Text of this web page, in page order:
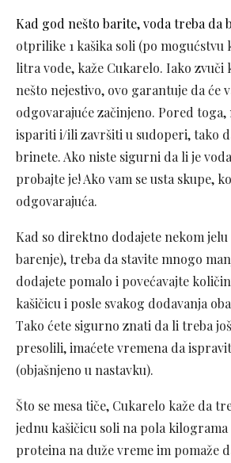
Kad god nešto barite, voda treba da
otprilike 1 kašika soli (po mogućstvu
litra vode, kaže Cukarelo. Iako zvuči
nešto nejestivo, ovo garantuje da će
odgovarajuće začinjeno. Pored toga,
ispariti i/ili završiti u sudoperi, tako
brinete. Ako niste sigurni da li je
probajte je! Ako vam se usta skupe,
odgovarajuća.
Kad so direktno dodajete nekom jelu
barenje), treba da stavite mnogo
dodajete pomalo i povećavajte
kašičicu i posle svakog dodavanja
Tako ćete sigurno znati da li treba
presolili, imaćete vremena da
(objašnjeno u nastavku).
Što se mesa tiče, Cukarelo kaže da
jednu kašičicu soli na pola kilograma
proteina na duže vreme im pomaže